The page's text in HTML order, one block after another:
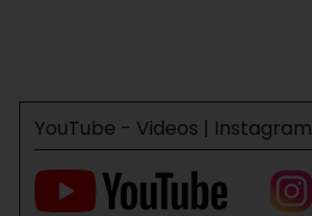
YouTube - Videos | Instagram